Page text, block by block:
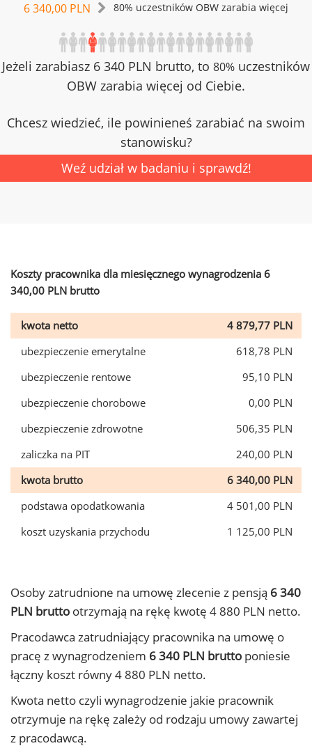
6 340,00 PLN 80% uczestników OBW zarabia więcej
Jeżeli zarabiasz 6 340 PLN brutto, to 80% uczestników
OBW zarabia więcej od Ciebie.
Chcesz wiedzieć, ile powinieneś zarabiać na swoim
stanowisku?
Weź udział w badaniu i sprawdź!
Koszty pracownika dla miesięcznego wynagrodzenia 6
340,00 PLN brutto
kwota netto
4 879,77 PLN
ubezpieczenie emerytalne
618,78 PLN
ubezpieczenie rentowe
95,10 PLN
ubezpieczenie chorobowe
0,00 PLN
ubezpieczenie zdrowotne
506,35 PLN
zaliczka na PIT
240,00 PLN
kwota brutto
6 340,00 PLN
podstawa opodatkowania
4 501,00 PLN
koszt uzyskania przychodu
1 125,00 PLN
Osoby zatrudnione na umowę zlecenie z pensją 6 340
PLN brutto otrzymają na rękę kwotę 4 880 PLN netto.
Pracodawca zatrudniający pracownika na umowę o
pracę z wynagrodzeniem 6 340 PLN brutto poniesie
łączny koszt równy 4 880 PLN netto.
Kwota netto czyli wynagrodzenie jakie pracownik
otrzymuje na rękę zależy od rodzaju umowy zawartej
z pracodawcą.